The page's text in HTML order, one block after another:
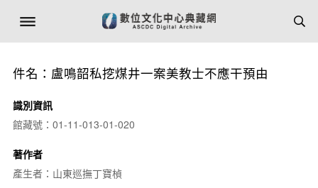
件名：盧鳴韶私挖煤井一案美教士不應干預由
識別資訊
館藏號：01-11-013-01-020
著作者
產生者：山東巡撫丁寶楨